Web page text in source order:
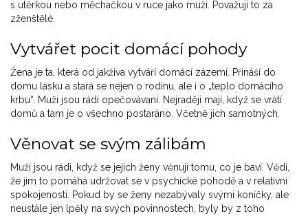
s utěrkou nebo měchačkou v ruce jako muži. Považují to za
zženštělé.
Vytvářet pocit domácí pohody
Žena je ta, která od jakživa vytváří domácí zázemí. Přináší do
domu lásku a stará se nejen o rodinu, ale i o „teplo domácího
krbu“. Muži jsou rádi opečovávaní. Nejraději mají, když se vrátí
domů a tam je o všechno postaráno. Včetně jich samotných.
Věnovat se svým zálibám
Muži jsou rádi, když se jejich ženy věnují tomu, co je baví. Vědí,
že jim to pomáhá udržovat se v psychické pohodě a v relativní
spokojenosti. Pokud by se ženy nezabývaly svými koníčky, ale
neustále jen lpěly na svých povinnostech, byly by z toho